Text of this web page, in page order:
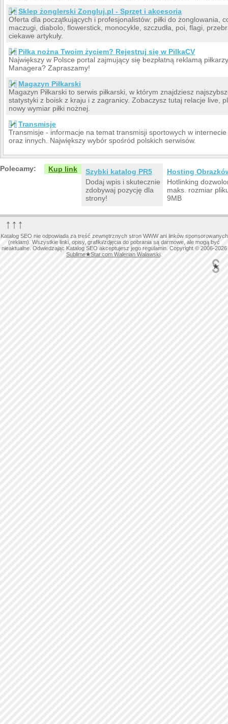
Sklep żonglerski Zongluj.pl - Sprzęt i akcesoria
Oferta dla początkujących i profesjonalistów: piłki do żonglowania,
maczugi, diabolo, flowerstick, monocykle, szczudła, poi, flagi,
ciekawe artykuły.
Piłka nożna Twoim życiem? Rejestruj się w PilkaCV
Największy w Polsce portal zajmujący się bezpłatną reklamą
Managera? Zapraszamy!
Magazyn Piłkarski
Magazyn Piłkarski to serwis piłkarski, w którym znajdziesz
statystyki z boisk z kraju i z zagranicy. Zobaczysz tutaj relacje live,
nowy wymiar piłki nożnej.
Transmisje
Transmisje - informacje na temat transmisji sportowych w
oraz innych. Największy wybór spośród polskich serwisów.
Polecamy: Kup link
Szybki katalog PR5
Dodaj wpis i skutecznie
zdobywaj pozycję dla
strony!
Hosting
Hotlinking
maks. rozmiar
9MB
↑↑↑
Katalog SEO nie odpowiada za treść zewnętrznych stron WWW ani linków sponsorowanych
(reklam). Wszystkie linki, opisy, grafiki/zdjęcia do pobrania są darmowe, ale mogą być
nieaktualne. Odwiedzając Katalog SEO akceptujesz jego regulamin. Copyright © 2006-2026
Sublime★Star.com Walerian Walawski